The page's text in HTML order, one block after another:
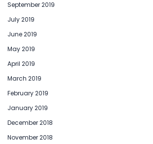
September 2019
July 2019
June 2019
May 2019
April 2019
March 2019
February 2019
January 2019
December 2018
November 2018